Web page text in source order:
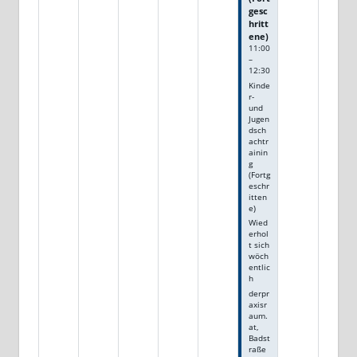
gesc
hritt
ene)
11:00
–
12:30
Kinde
r-
und
Jugen
dsch
achtr
ainin
g
(Fortg
eschr
itten
e)
Wied
erhol
t sich
wöch
entlic
h
derpr
axisr
aum.
at,
Badst
raße